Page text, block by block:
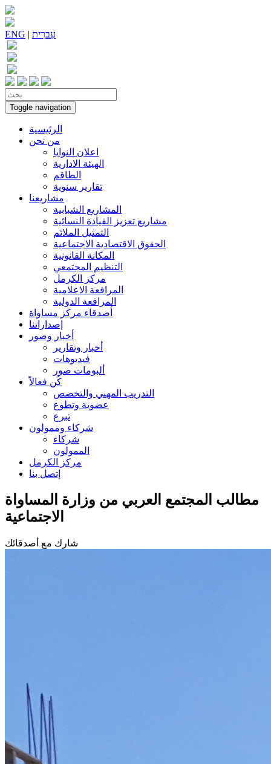
ENG | עִברִית
Toggle navigation
الرئيسية
من نحن
اعلان النوايا
الهيئة الادارية
الطاقم
تقارير سنوية
مشاريعنا
المشاريع الشبابية
مشاريع تعزيز القيادة النسائية
التمثيل الملائم
الحقوق الاقتصادية الاجتماعية
المكانة القانونية
التنظيم المجتمعي
مركز الكرمل
المرافعة الاعلامية
المرافعة الدولية
أصدقاء مركز مساواة
إصداراتنا
أخبار وصور
أخبار وتقارير
فيديوهات
ألبومات صور
كُن فعالاً
التدريب المهني والتخصص
عضوية وتطوع
تبرع
شركاء وممولون
شركاء
الممولون
مركز الكرمل
إتصل بنا
مطالب المجتمع العربي من وزارة المساواة
الاجتماعية
شارك مع أصدقائك